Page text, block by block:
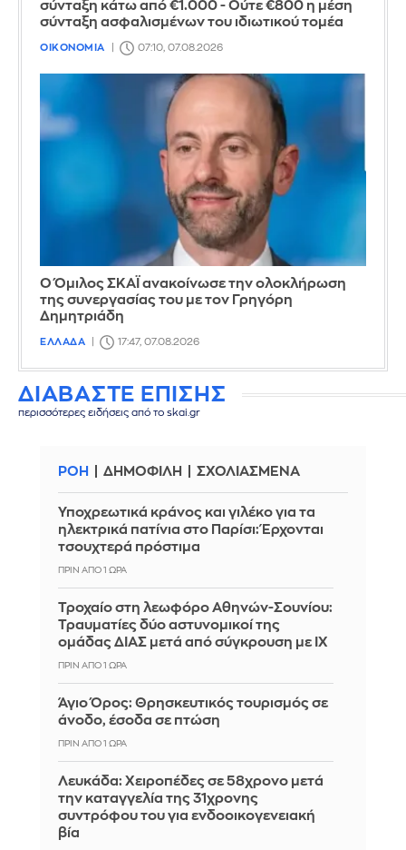
σύνταξη κάτω από €1.000 - Ούτε €800 η μέση
σύνταξη ασφαλισμένων του ιδιωτικού τομέα
ΟΙΚΟΝΟΜΙΑ 07:10, 07.08.2026
Ο Όμιλος ΣΚΑΪ ανακοίνωσε την ολοκλήρωση
της συνεργασίας του με τον Γρηγόρη
Δημητριάδη
ΕΛΛΑΔΑ 17:47, 07.08.2026
ΔΙΑΒΑΣΤΕ ΕΠΙΣΗΣ
περισσότερες ειδήσεις από το skai.gr
ΡΟΗ ΔΗΜΟΦΙΛΗ ΣΧΟΛΙΑΣΜΕΝΑ
Υποχρεωτικά κράνος και γιλέκο για τα
ηλεκτρικά πατίνια στο Παρίσι: Έρχονται
τσουχτερά πρόστιμα
ΠΡΙΝ ΑΠΌ 1 ΏΡΑ
Τροχαίο στη λεωφόρο Αθηνών-Σουνίου:
Τραυματίες δύο αστυνομικοί της
ομάδας ΔΙΑΣ μετά από σύγκρουση με ΙΧ
ΠΡΙΝ ΑΠΌ 1 ΏΡΑ
Άγιο Όρος: Θρησκευτικός τουρισμός σε
άνοδο, έσοδα σε πτώση
ΠΡΙΝ ΑΠΌ 1 ΏΡΑ
Λευκάδα: Χειροπέδες σε 58χρονο μετά
την καταγγελία της 31χρονης
συντρόφου του για ενδοοικογενειακή
βία